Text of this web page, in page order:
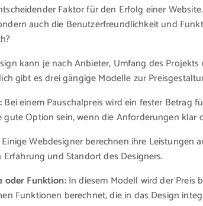
Faktor für den Erfolg einer
auch die Benutzerfreundlichkeit und
kann je nach Anbieter, Umfang des
gibt es drei gängige Modelle zur
Bei einem Pauschalpreis wird ein fester Betrag
gute Option sein, wenn die Anforderungen klar
Einige Webdesigner berechnen ihre Leistungen
und Standort des Designers.
oder Funktion:In diesem Modell wird der Preis
Funktionen berechnet, die in das Design